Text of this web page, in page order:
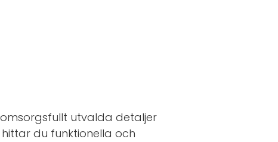
utvalda detaljer
du funktionella och